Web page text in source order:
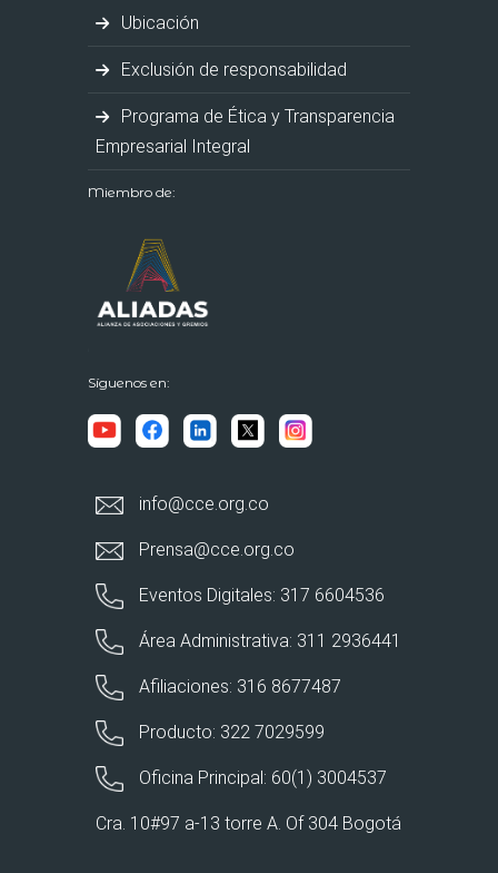
Ubicación
Exclusión de responsabilidad
Programa de Ética y Transparencia
Empresarial Integral
Miembro de:
Síguenos en:
info@cce.org.co
Prensa@cce.org.co
Eventos Digitales: 317 6604536
Área Administrativa: 311 2936441
Afiliaciones: 316 8677487
Producto: 322 7029599
Oficina Principal: 60(1) 3004537
Cra. 10#97 a-13 torre A. Of 304 Bogotá